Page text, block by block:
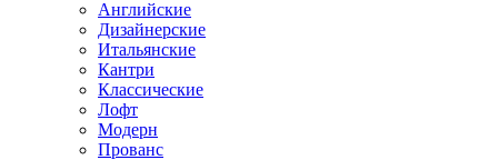
Английские
Дизайнерские
Итальянские
Кантри
Классические
Лофт
Модерн
Прованс